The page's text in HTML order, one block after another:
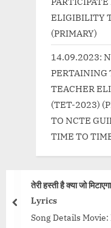
ELIGIBILITY
(PRIMARY)
14.09.2023:
PERTAINING
TEACHER
(TET-2023)
TO NCTE
TIME TO
Teri Hasti Hai Kya Jo
Loha Singer/Singers:
prev